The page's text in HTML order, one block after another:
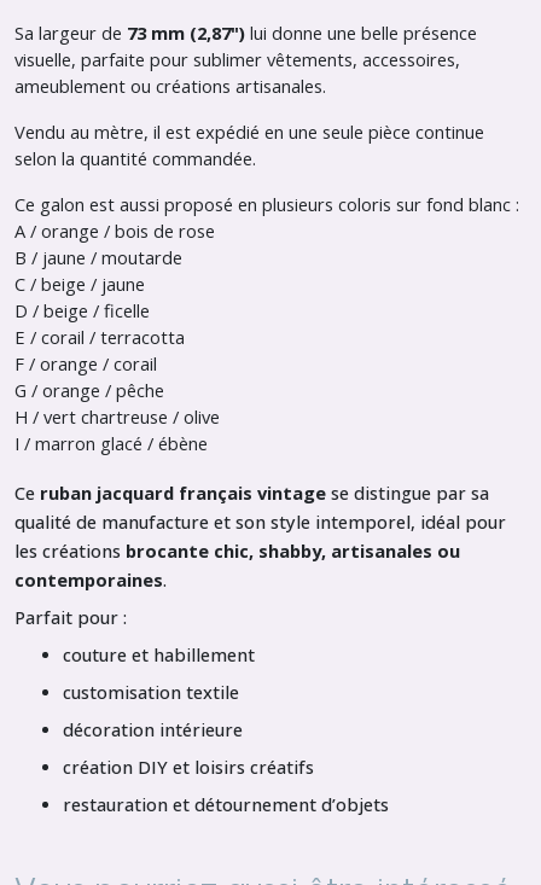
Sa largeur de 73 mm (2,87") lui donne une belle présence
visuelle, parfaite pour sublimer vêtements, accessoires,
ameublement ou créations artisanales.
Vendu au mètre, il est expédié en une seule pièce continue
selon la quantité commandée.
Ce galon est aussi proposé en plusieurs coloris sur fond blanc :
A / orange / bois de rose
B / jaune / moutarde
C / beige / jaune
D / beige / ficelle
E / corail / terracotta
F / orange / corail
G / orange / pêche
H / vert chartreuse / olive
I / marron glacé / ébène
Ce ruban jacquard français vintage se distingue par sa
qualité de manufacture et son style intemporel, idéal pour
les créations brocante chic, shabby, artisanales ou
contemporaines.
Parfait pour :
couture et habillement
customisation textile
décoration intérieure
création DIY et loisirs créatifs
restauration et détournement d’objets